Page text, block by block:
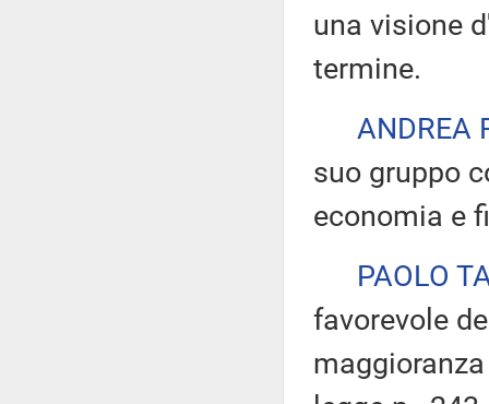
una visione
termine.
ANDREA
suo gruppo
economia e
PAOLO
favorevole